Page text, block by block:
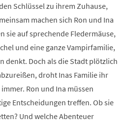
Schlüssel zu ihrem Zuhause,
machen sich Ron und Ina
sie auf sprechende Fledermäuse,
und eine ganze Vampirfamilie,
denkt. Doch als die Stadt plötzlich
droht Inas Familie ihr
Ron und Ina müssen
Entscheidungen treffen. Ob sie
Und welche Abenteuer